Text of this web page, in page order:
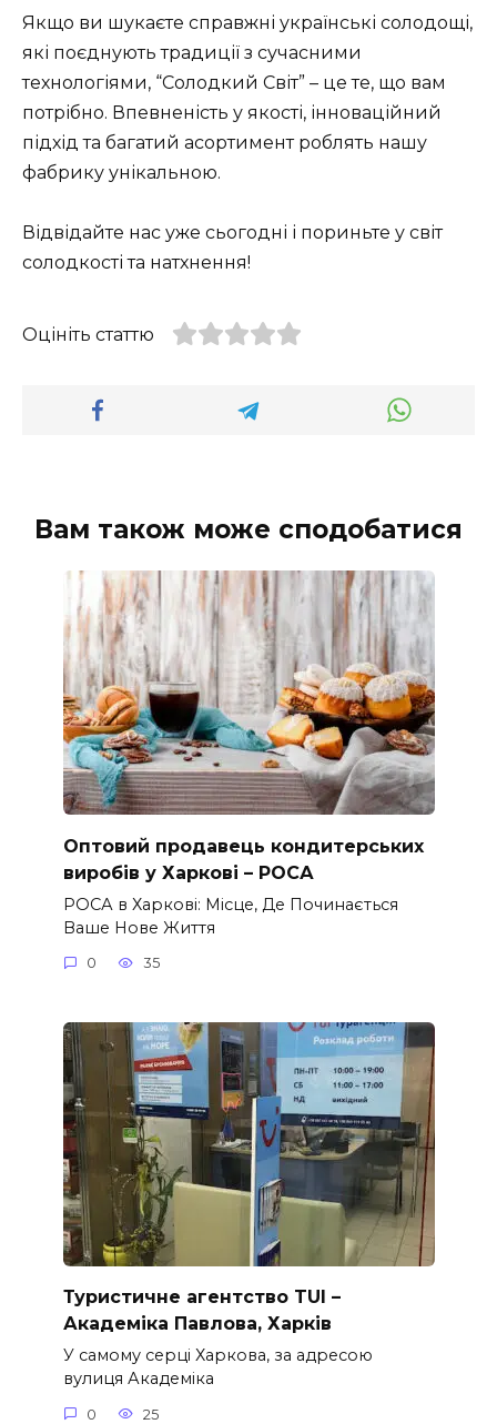
Якщо ви шукаєте справжні українські солодощі,
які поєднують традиції з сучасними
технологіями, “Солодкий Світ” – це те, що вам
потрібно. Впевненість у якості, інноваційний
підхід та багатий асортимент роблять нашу
фабрику унікальною.
Відвідайте нас уже сьогодні і пориньте у світ
солодкості та натхнення!
Оцініть статтю
Вам також може сподобатися
Оптовий продавець кондитерських
виробів у Харкові – РОСА
РОСА в Харкові: Місце, Де Починається
Ваше Нове Життя
0 35
Туристичне агентство TUI –
Академіка Павлова, Харків
У самому серці Харкова, за адресою
вулиця Академіка
0 25